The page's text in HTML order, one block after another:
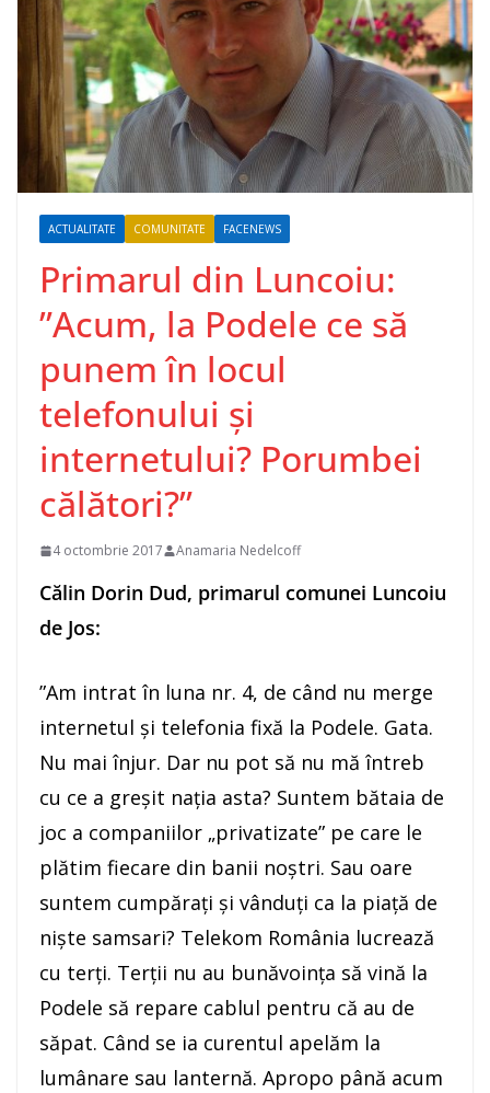
ACTUALITATE COMUNITATE FACENEWS
Primarul din Luncoiu:
”Acum, la Podele ce să
punem în locul
telefonului și
internetului? Porumbei
călători?”
4 octombrie 2017 Anamaria Nedelcoff
Călin Dorin Dud, primarul comunei Luncoiu
de Jos:
”Am intrat în luna nr. 4, de când nu merge
internetul și telefonia fixă la Podele. Gata.
Nu mai înjur. Dar nu pot să nu mă întreb
cu ce a greșit nația asta? Suntem bătaia de
joc a companiilor „privatizate” pe care le
plătim fiecare din banii noștri. Sau oare
suntem cumpărați și vânduți ca la piață de
niște samsari? Telekom România lucrează
cu terți. Terții nu au bunăvoința să vină la
Podele să repare cablul pentru că au de
săpat. Când se ia curentul apelăm la
lumânare sau lanternă. Apropo până acum